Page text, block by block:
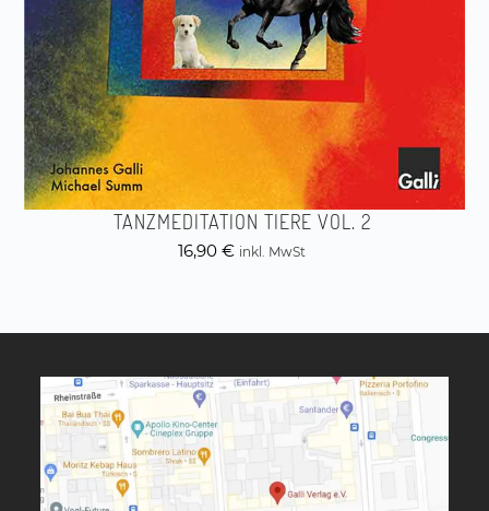
TANZMEDITATION TIERE VOL. 2
16,90 € inkl. MwSt